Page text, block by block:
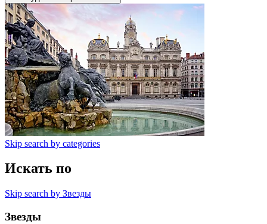
Skip search by categories
Искать по
Skip search by Звезды
Звезды